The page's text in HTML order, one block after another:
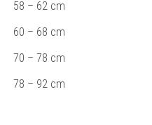
58 – 62 cm
60 – 68 cm
70 – 78 cm
78 – 92 cm